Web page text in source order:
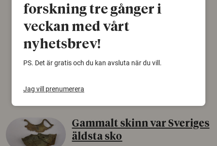
30 juli 2026
Personer som är mer benägna att tro på
konspirationsteorier är ofta mer mottagliga
för rysk desinformation. Det visar en studie
europeiska länder.
Gammalt skinn var Sveriges
äldsta sko
forskning tre gånger i
veckan med vårt
nyhetsbrev!
PS. Det är gratis och du kan avsluta när du vill.
Jag vill prenumerera